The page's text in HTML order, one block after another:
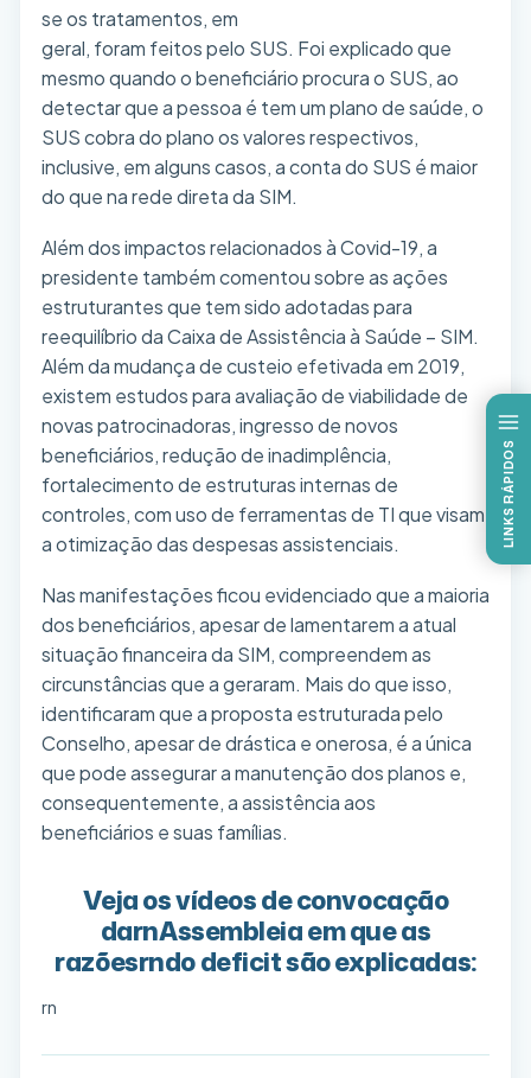
se os tratamentos, em
geral, foram feitos pelo SUS. Foi explicado que
mesmo quando o beneficiário procura o SUS, ao
detectar que a pessoa é tem um plano de saúde, o
SUS cobra do plano os valores respectivos,
inclusive, em alguns casos, a conta do SUS é maior
do que na rede direta da SIM.
Além dos impactos relacionados à Covid-19, a
presidente também comentou sobre as ações
estruturantes que tem sido adotadas para
reequilíbrio da Caixa de Assistência à Saúde – SIM.
Além da mudança de custeio efetivada em 2019,
existem estudos para avaliação de viabilidade de
novas patrocinadoras, ingresso de novos
beneficiários, redução de inadimplência,
fortalecimento de estruturas internas de
controles, com uso de ferramentas de TI que visam
a otimização das despesas assistenciais.
Nas manifestações ficou evidenciado que a maioria
dos beneficiários, apesar de lamentarem a atual
situação financeira da SIM, compreendem as
circunstâncias que a geraram. Mais do que isso,
identificaram que a proposta estruturada pelo
Conselho, apesar de drástica e onerosa, é a única
que pode assegurar a manutenção dos planos e,
consequentemente, a assistência aos
beneficiários e suas famílias.
Veja os vídeos de convocação
darnAssembleia em que as
razõesrndo deficit são explicadas:
rn
LINKS RÁPIDOS